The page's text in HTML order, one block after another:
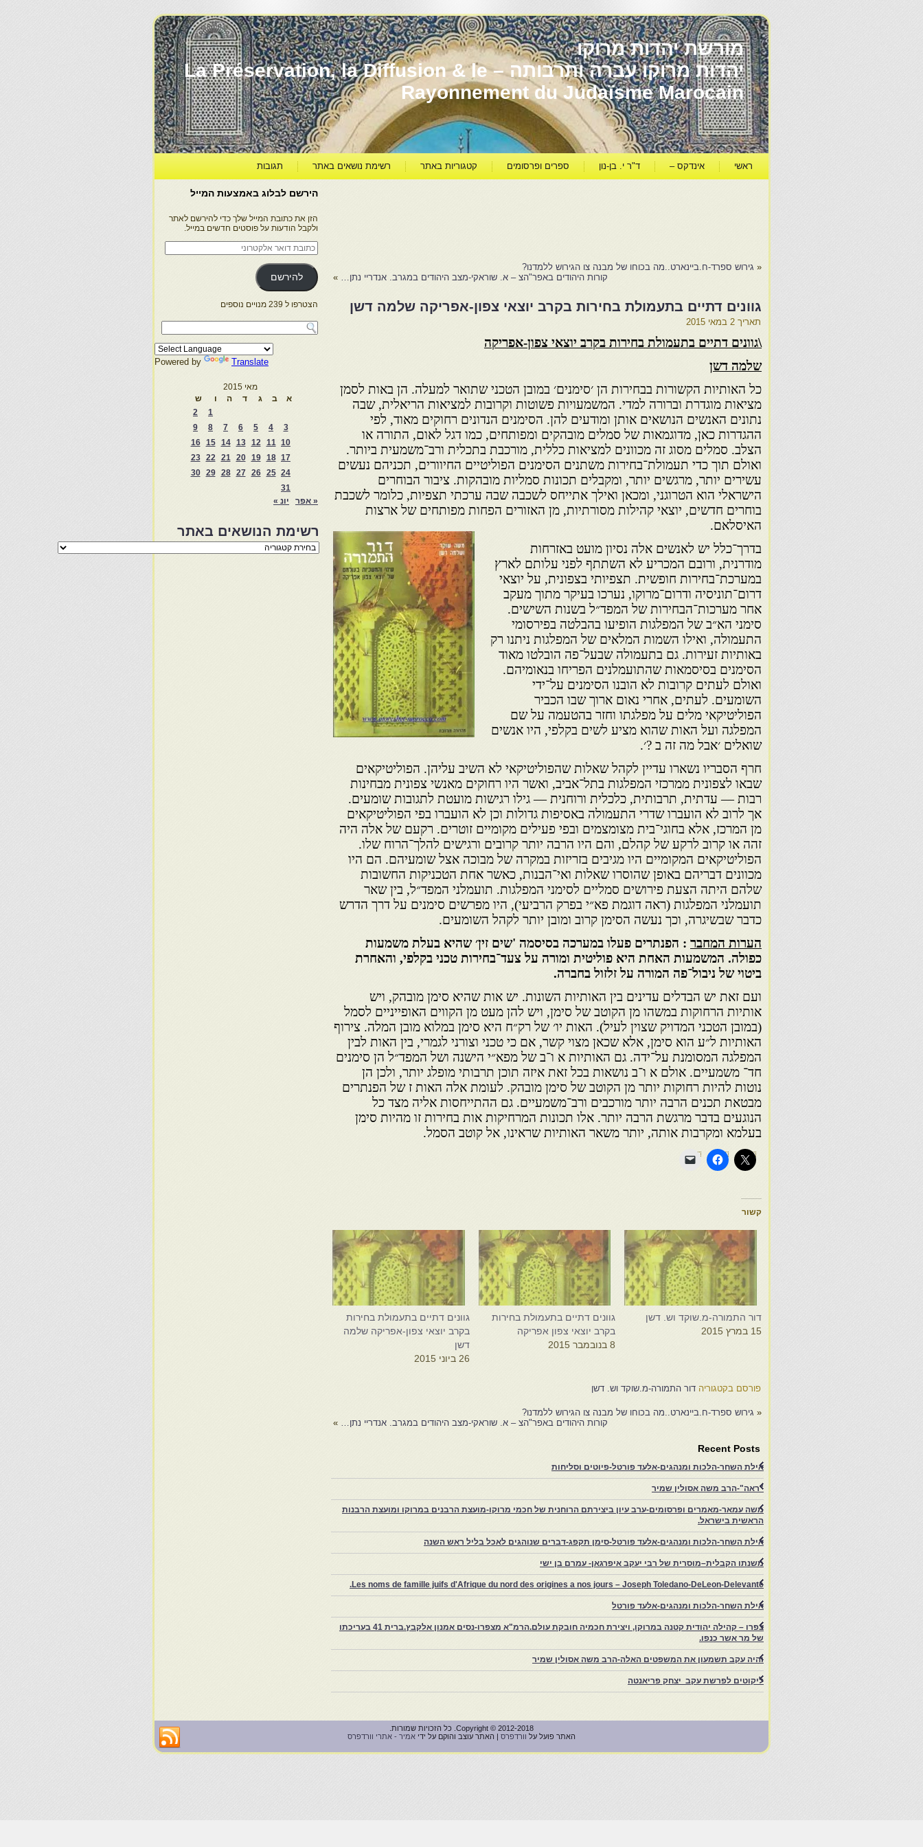
מורשת יהדות מרוקו
יהדות מרוקו עברה ותרבותה – La Préservation, la Diffusion & le
Rayonnement du Judaïsme Marocain
ראשי אינדקס – ד"ר י. בן-נון ספרים ופרסומים קטגוריות באתר רשימת נושאים באתר תגובות
« גירוש ספרד-ח.ביינארט..מה בכוחו של מבנה צו הגירוש ללמדנו?
קורות היהודים באפר"הצ – א. שוראקי-מצב היהודים במגרב. אנדריי נתן… »
גוונים דתיים בתעמולת בחירות בקרב יוצאי צפון-אפריקה שלמה דשן
תאריך 2 במאי 2015
\גוונים דתיים בתעמולת בחירות בקרב יוצאי צפון-אפריקה
שלמה דשן
כל האותיות הקשורות בבחירות הן ׳סימנים׳ במובן הטכני שתואר למעלה. הן באות לסמן
מציאות מוגדרת וברורה למדי. המשמעויות פשוטות וקרובות למציאות הריאלית, שבה
נתונים האנשים הנושאים אותן ומודעים להן. הסימנים הנדונים רחוקים מאוד, לפי
ההגדרות כאן, מדוגמאות של סמלים מובהקים ומפותחים, כמו דגל לאום, התורה או
הצלב. סמלים מסוג זה מכוונים למציאות כללית, מורכבת בתכלית ורב־משמעית ביותר.
ואולם תוך כדי תעמולת־בחירות משתנים הסימנים הפוליטיים החיוורים, תכניהם נעשים
עשירים יותר, מרגשים יותר, ומקבלים תכונות סמליות מובהקות. ציבור הבוחרים
הישראלי הוא הטרוגני, ומכאן ואילך אתייחס לשכבה שבה ערכתי תצפיות, כלומר לשכבת
בוחרים חדשים, יוצאי קהילות מסורתיות, מן האזורים הפחות מפותחים של ארצות
האיסלאם.
בדרך־כלל יש לאנשים אלה נסיון מועט באזרחות
מודרנית, ורובם המכריע לא השתתף לפני עלותם לארץ
במערכת־בחירות חופשית. תצפיותי בצפונית, על יוצאי
דרום־תוניסיה ודרום־מרוקו, נערכו בעיקר מתוך מעקב
אחר מערכות־הבחירות של המפד״ל בשנות השישים.
סימני הא״ב של המפלגות הופיעו בהבלטה בפירסומי
התעמולה, ואילו השמות המלאים של המפלגות ניתנו רק
באותיות זעירות. גם בתעמולה שבעל־פה הובלטו מאוד
הסימנים בסיסמאות שהתועמלנים הפריחו בנאומיהם.
ואולם לעתים קרובות לא הובנו הסימנים על־ידי
השומעים. לעתים, אחרי נאום ארוך שבו הכביר
הפוליטיקאי מלים על מפלגתו וחזר בהטעמה על שם
המפלגה ועל האות שהוא מציע לשים בקלפי, היו אנשים
שואלים ׳אבל מה זה ב ?׳.
חרף הסבריו נשארו עדיין לקהל שאלות שהפוליטיקאי לא השיב עליהן. הפוליטיקאים
שבאו לצפונית ממרכזי המפלגות בתל־אביב, ואשר היו רחוקים מאנשי צפונית מבחינות
רבות — עדתית, תרבותית, כלכלית ורוחנית — גילו רגישות מועטת לתגובות שומעים.
אך לרוב לא הועברו שדרי התעמולה באסיפות גדולות וכן לא הועברו בפי הפוליטיקאים
מן המרכז, אלא בחוגי־בית מצומצמים ובפי פעילים מקומיים זוטרים. רקעם של אלה היה
זהה או קרוב לרקע של קהלם, והם היו הרבה יותר קרובים ורגישים להלך־הרוח שלו.
הפוליטיקאים המקומיים היו מגיבים בזריזות במקרה של מבוכה אצל שומעיהם. הם היו
מכוונים דבריהם באופן שהוסרו שאלות ואי־הבנות, כאשר אחת הטכניקות החשובות
שלהם היתה הצעת פירושים סמליים לסימני המפלגות. תועמלני המפד״ל, בין שאר
תועמלני המפלגות (ראה דוגמת פא״י בפרק הרביעי), היו מפרשים סימנים על דרך הדרש
כדבר שבשיגרה, וכך נעשה הסימן קרוב ומובן יותר לקהל השומעים.
הערות המחבר : הפנתרים פעלו במערכה בסיסמה 'שים זין׳ שהיא בעלת משמעות
כפולה. המשמעות האחת היא פוליטית ומורה על צעד־בחירות טכני בקלפי, והאחרת
ביטוי של ניבול־פה המורה על זלזול בחברה.
ועם זאת יש הבדלים עדינים בין האותיות השונות. יש אות שהיא סימן מובהק, ויש
אותיות הרחוקות במשהו מן הקוטב של סימן, ויש להן מעט מן הקווים האופייניים לסמל
(במובן הטכני המדויק שצוין לעיל). האות יו׳ של רק״ח היא סימן במלוא מובן המלה. צירוף
האותיות ל״ע הוא סימן, אלא שכאן מצוי קשר, אם כי טכני וצורני לגמרי, בין האות לבין
המפלגה המסומנת על־ידה. גם האותיות א ו־ב של מפא״י הישנה ושל המפד״ל הן סימנים
חד־ משמעיים. אולם א ו־ב נושאות בכל זאת איזה תוכן תרבותי מופלג יותר, ולכן הן
נוטות להיות רחוקות יותר מן הקוטב של סימן מובהק. לעומת אלה האות ז של הפנתרים
מבטאת תכנים הרבה יותר מורכבים ורב־משמעיים. גם ההתייחסות אליה מצד כל
הנוגעים בדבר מרגשת הרבה יותר. אלו תכונות המרחיקות אות בחירות זו מהיות סימן
בעלמא ומקרבות אותה, יותר משאר האותיות שראינו, אל קוטב הסמל.
קשור
דור התמורה-מ.שוקד וש. דשן
15 במרץ 2015
גוונים דתיים בתעמולת בחירות
בקרב יוצאי צפון אפריקה
8 בנובמבר 2015
גוונים דתיים בתעמולת בחירות
בקרב יוצאי צפון-אפריקה שלמה
דשן
26 ביוני 2015
פורסם בקטגוריה דור התמורה-מ.שוקד וש. דשן
« גירוש ספרד-ח.ביינארט..מה בכוחו של מבנה צו הגירוש ללמדנו?
קורות היהודים באפר"הצ – א. שוראקי-מצב היהודים במגרב. אנדריי נתן… »
Recent Posts
אילת השחר-הלכות ומנהגים-אלעד פורטל-פיוטים וסליחות
"ראה"-הרב משה אסולין שמיר
משה עמאר-מאמרים ופרסומים-ערב עיון ביצירתם הרוחנית של חכמי מרוקו-מועצת הרבנים במרוקו ומועצת הרבנות
הראשית בישראל.
אילת השחר-הלכות ומנהגים-אלעד פורטל-סימן תקפג-דברים שנוהגים לאכל בליל ראש השנה
משנתו הקבלית–מוסרית של רבי יעקב איפרגאן- עמרם בן ישי
Les noms de famille juifs d'Afrique du nord des origines a nos jours – Joseph Toledano-DeLeon-Delevante.
אילת השחר-הלכות ומנהגים-אלעד פורטל
צפרו – קהילה יהודית קטנה במרוקו, ויצירת חכמיה חובקת עולם.הרמ"א מצפרו-נסים אמנון אלקבץ.ברית 41 בעריכתו
של מר אשר כנפו.
והיה עקב תשמעון את המשפטים האלה-הרב משה אסולין שמיר
ליקוטים לפרשת עקב יצחק פריאנטה
הירשם לבלוג באמצעות המייל
הזן את כתובת המייל שלך כדי להירשם לאתר
ולקבל הודעות על פוסטים חדשים במייל.
כתובת
דואר
אלקטרוני
להירשם
הצטרפו ל 239 מנויים נוספים
Powered by Translate
מאי 2015
א
ב ג ד ה ו
ש
1
2
3
4
5
6
7
8
9
10
11
12
13
14
15
16
17
18
19
20
21
22
23
24
25
26
27
28
29
30
31
« אפר
יונ »
רשימת הנושאים באתר
רשימת
הנושאים
Copyright © 2012-2018. כל הזכויות שמורות.
האתר פועל על וורדפרס | האתר עוצב והוקם על ידי אמיר - אתרי וורדפרס